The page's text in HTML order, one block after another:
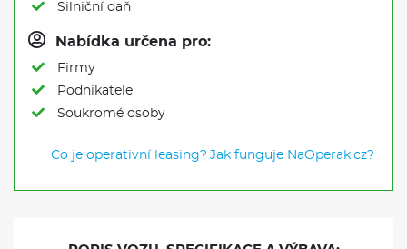
Silniční daň
Nabídka určena pro:
Firmy
Podnikatele
Soukromé osoby
Co je operativní leasing? Jak funguje NaOperak.cz?